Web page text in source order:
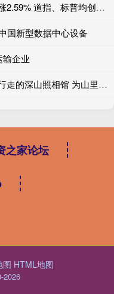
期货配资开户论坛 全球市场：纳指涨2.59% 道指、标普均创历史新高 国际油价跌超6%
国新型数据中心设备
企业
配资资讯门户网 对话新闻当事人丨行走的深山照相馆 为山里老人留住岁月里的光
之家论坛
图 HTML地图
2026